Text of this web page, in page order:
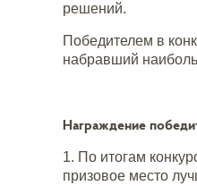
решений.
Победителем в
набравший
Награждение
1. По итогам
призовое место